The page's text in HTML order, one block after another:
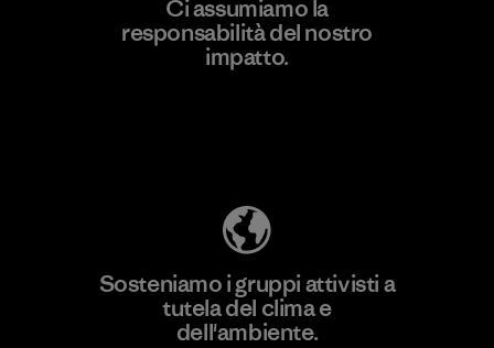
Scopri di più
Ci assumiamo la
responsabilità del nostro
impatto.
Sosteniamo i gruppi attivisti a
tutela del clima e
dell'ambiente.